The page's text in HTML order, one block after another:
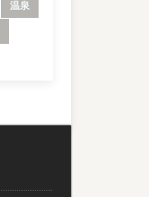
温泉